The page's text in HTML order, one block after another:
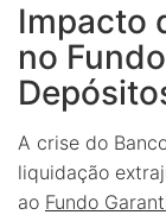
Impacto
no
A crise do
liquidação
ao Fundo